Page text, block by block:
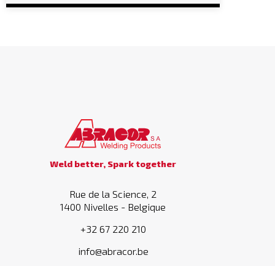
Weld better, Spark together
Rue de la Science, 2
1400 Nivelles - Belgique
+32 67 220 210
info@abracor.be